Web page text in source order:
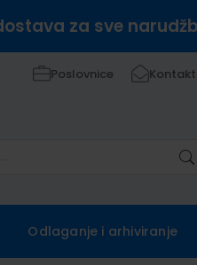
za sve
Poslovnice Kontakt
Odlaganje i arhiviranje